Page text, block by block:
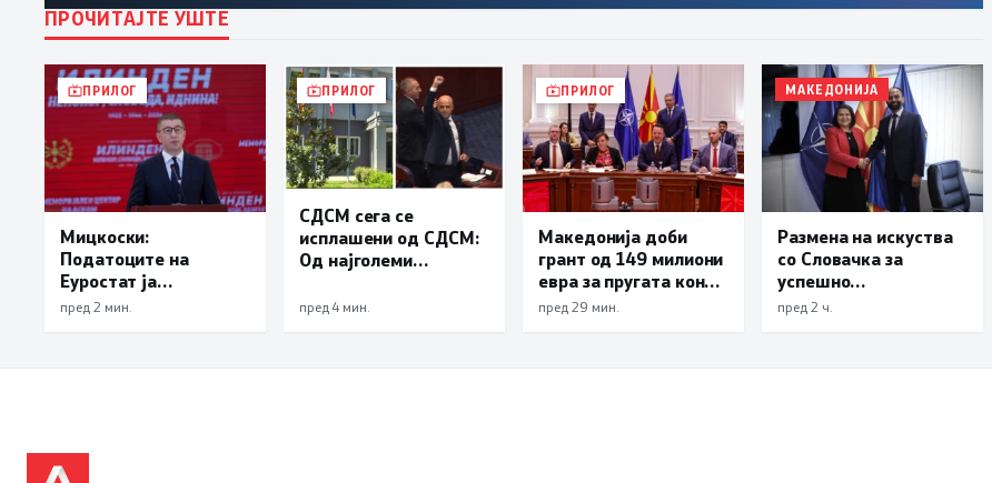
ПРОЧИТАЈТЕ УШТЕ
ПРИЛОГ
Мицкоски:
Податоците на
Еуростат ја
демантираат
пред 2 мин.
ПРИЛОГ
СДСМ сега се
исплашени од СДСМ:
Од најголеми
еволуираа во
пред 4 мин.
ПРИЛОГ
Македонија доби
грант од 149 милиони
евра за пругата кон
Бугарија
пред 29 мин.
МАКЕДОНИЈА
Размена на искуства
со Словачка за
успешно
спроведување на
пред 2 ч.